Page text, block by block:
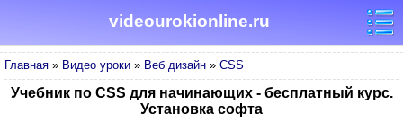
videourokionline.ru
Главная » Видео уроки » Веб дизайн » CSS
Учебник по CSS для начинающих - бесплатный курс.
Установка софта